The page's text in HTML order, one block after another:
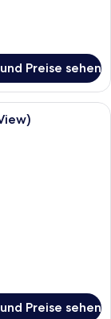
Preise sehen
mit einer
Preise sehen